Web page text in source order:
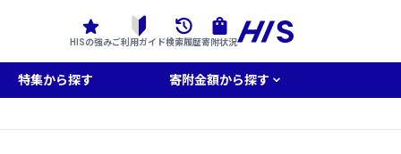
HISの強みご利用ガイド検索履歴寄附状況
特集から探す 寄附金額から探す